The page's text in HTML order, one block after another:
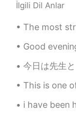
İlgili Dil Anlar
The most stressful morning
Good evening 日本🇯🇵🇬🇧 今日はFriday
今日は先生として本当に幸せな一日でした。😊 学生2人が美術
This is one of the few
i have been here for 60 days